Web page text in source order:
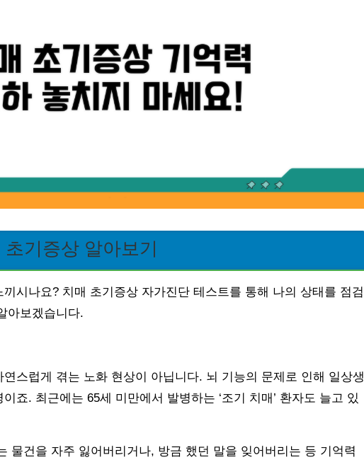
기증상 알아보기
시나요? 치매 초기증상 자가진단 테스트를 통해 나의 상태를 점검
아보겠습니다.
스럽게 겪는 노화 현상이 아닙니다. 뇌 기능의 문제로 인해 일상생
죠. 최근에는 65세 미만에서 발병하는 ‘조기 치매’ 환자도 늘고 있
물건을 자주 잃어버리거나, 방금 했던 말을 잊어버리는 등 기억력